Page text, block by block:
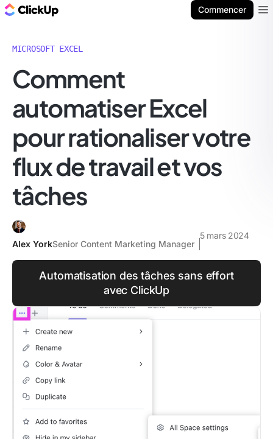
Commencer
MICROSOFT EXCEL
Comment
automatiser Excel
pour rationaliser votre
flux de travail et vos
tâches
Alex YorkSenior Content Marketing Manager
5 mars 2024
Automatisation des tâches sans effort
avec ClickUp